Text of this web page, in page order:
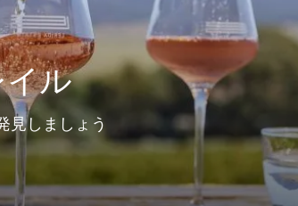
イル
見しましょう